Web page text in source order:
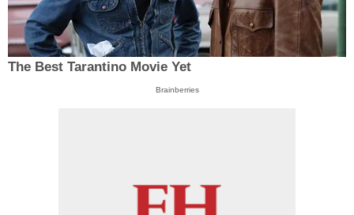
The Best Tarantino Movie Yet
Brainberries